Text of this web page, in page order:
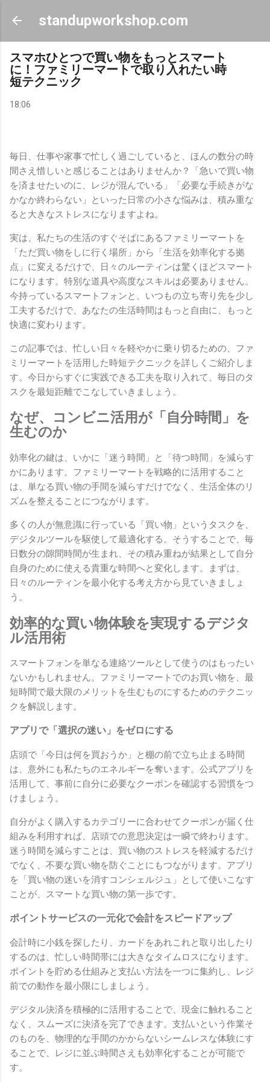
スキップしてメイン コンテンツに移動
standupworkshop.com
スマホひとつで買い物をもっとスマート
に！ファミリーマートで取り入れたい時
短テクニック
18:06
毎日、仕事や家事で忙しく過ごしていると、ほんの数分の時
間さえ惜しいと感じることはありませんか？「急いで買い物
を済ませたいのに、レジが混んでいる」「必要な手続きがな
かなか終わらない」といった日常の小さな悩みは、積み重な
ると大きなストレスになりますよね。
実は、私たちの生活のすぐそばにあるファミリーマートを
「ただ買い物をしに行く場所」から「生活を効率化する拠
点」に変えるだけで、日々のルーティンは驚くほどスマート
になります。特別な道具や高度なスキルは必要ありません。
今持っているスマートフォンと、いつもの立ち寄り先を少し
工夫するだけで、あなたの生活時間はもっと自由に、もっと
快適に変わります。
この記事では、忙しい日々を軽やかに乗り切るための、ファ
ミリーマートを活用した時短テクニックを詳しくご紹介しま
す。今日からすぐに実践できる工夫を取り入れて、毎日のタ
スクを最短距離でこなしていきましょう。
なぜ、コンビニ活用が「自分時間」を
生むのか
効率化の鍵は、いかに「迷う時間」と「待つ時間」を減らす
かにあります。ファミリーマートを戦略的に活用すること
は、単なる買い物の手間を減らすだけでなく、生活全体のリ
ズムを整えることにつながります。
多くの人が無意識に行っている「買い物」というタスクを、
デジタルツールを駆使して最適化する。そうすることで、毎
日数分の隙間時間が生まれ、その積み重ねが結果として自分
自身のために使える貴重な時間へと変化します。まずは、
日々のルーティンを最小化する考え方から見ていきましょ
う。
効率的な買い物体験を実現するデジタ
ル活用術
スマートフォンを単なる連絡ツールとして使うのはもったい
ないかもしれません。ファミリーマートでのお買い物を、最
短時間で最大限のメリットを生むものにするためのテクニッ
クを解説します。
アプリで「選択の迷い」をゼロにする
店頭で「今日は何を買おうか」と棚の前で立ち止まる時間
は、意外にも私たちのエネルギーを奪います。公式アプリを
活用して、事前に自分に必要なクーポンを確認する習慣をつ
けましょう。
自分がよく購入するカテゴリーに合わせてクーポンが届く仕
組みを利用すれば、店頭での意思決定は一瞬で終わります。
迷う時間を減らすことは、買い物のストレスを軽減するだけ
でなく、不要な買い物を防ぐことにもつながります。アプリ
を「買い物の迷いを消すコンシェルジュ」として使いこなす
ことが、スマートな買い物の第一歩です。
ポイントサービスの一元化で会計をスピードアップ
会計時に小銭を探したり、カードをあれこれと取り出したり
するのは、忙しい時間帯には大きなタイムロスになります。
ポイントを貯める仕組みと支払い方法を一つに集約し、レジ
前での動作を最小限にしましょう。
デジタル決済を積極的に活用することで、現金に触れること
なく、スムーズに決済を完了できます。支払いという作業そ
のものを、物理的な手間のかからないシームレスな体験にす
ることで、レジに並ぶ時間さえも効率化することが可能で
す。